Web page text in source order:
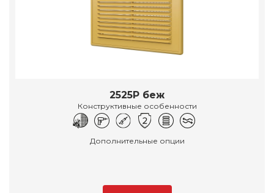
2525Р беж
Конструктивные особенности
Дополнительные опции